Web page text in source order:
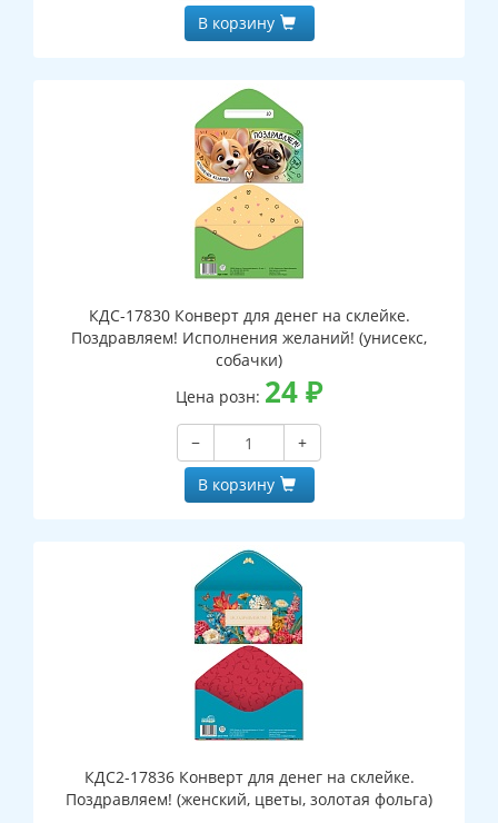
В корзину
КДС-17830 Конверт для денег на склейке.
Поздравляем! Исполнения желаний! (унисекс,
собачки)
Цена розн: 24₽
−
+
В корзину
КДС2-17836 Конверт для денег на склейке.
Поздравляем! (женский, цветы, золотая фольга)